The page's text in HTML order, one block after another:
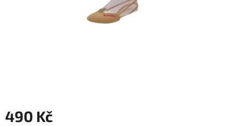
490 Kč